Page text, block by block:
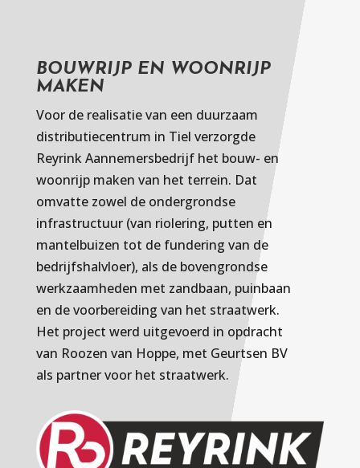
BOUWRIJP EN WOONRIJP
MAKEN
Voor de realisatie van een duurzaam
distributiecentrum in Tiel verzorgde
Reyrink Aannemersbedrijf het bouw- en
woonrijp maken van het terrein. Dat
omvatte zowel de ondergrondse
infrastructuur (van riolering, putten en
mantelbuizen tot de fundering van de
bedrijfshalvloer), als de bovengrondse
werkzaamheden met zandbaan, puinbaan
en de voorbereiding van het straatwerk.
Het project werd uitgevoerd in opdracht
van Roozen van Hoppe, met Geurtsen BV
als partner voor het straatwerk.